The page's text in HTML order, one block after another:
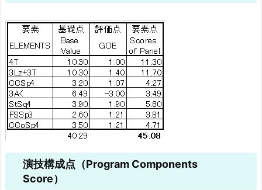
演技構成点（Program Components
Score）